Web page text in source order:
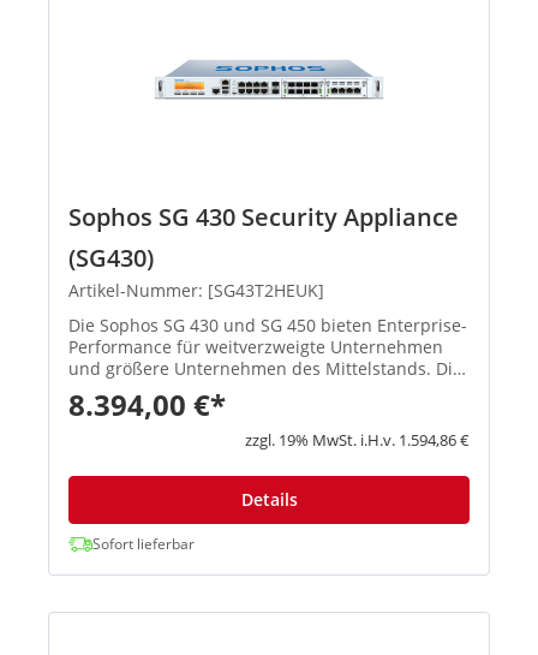
Sophos SG 430 Security Appliance
(SG430)
Artikel-Nummer: [SG43T2HEUK]
Die Sophos SG 430 und SG 450 bieten Enterprise-
Performance für weitverzweigte Unternehmen
und größere Unternehmen des Mittelstands. Die
Anschlussmöglichkeiten sind für
rackmontierbare Appliances einmalig. Jedes
Modell ist mit einem entfernbaren Modul...
8.394,00 €*
zzgl. 19% MwSt. i.H.v. 1.594,86 €
Details
Sofort lieferbar